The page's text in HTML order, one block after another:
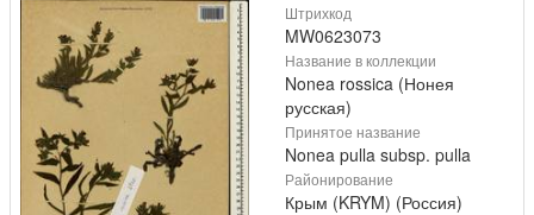
Штрихкод
MW0623073
Название в коллекции
Nonea rossica (Нонея
русская)
Принятое название
Nonea pulla subsp. pulla
Районирование
Крым (KRYM) (Россия)